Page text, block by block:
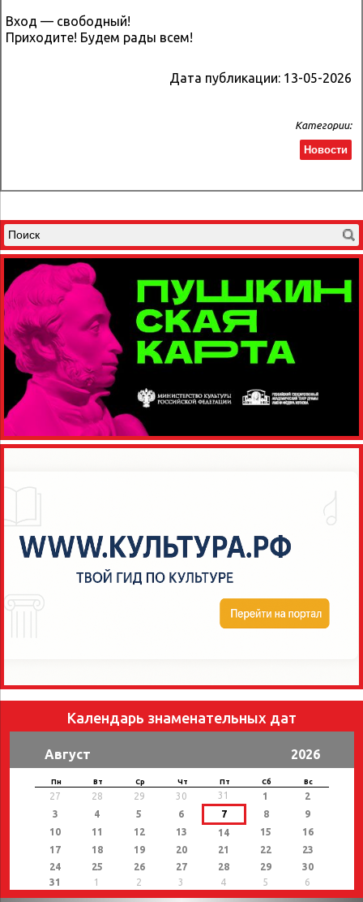
Вход — свободный!
Приходите! Будем рады всем!
Дата публикации: 13-05-2026
Категории:
Новости
Календарь знаменательных дат
Август 2026
Пн Вт Ср Чт Пт Сб Вс
27 28 29 30 31 1
2
3
4 5 6 7 8
9
10
11 12 13 14 15
16
17
18 19 20 21 22
23
24
25 26 27 28 29
30
31
1 2 3 4 5 6